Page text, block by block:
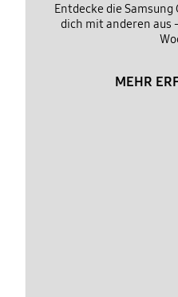
Entdecke die
dich mit anderen aus
MEHR